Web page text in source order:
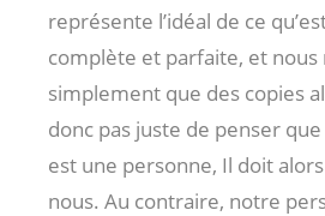
représente l’idéal de ce
complète et parfaite, et nous
simplement que des copies
donc pas juste de penser
est une personne, Il doit
nous. Au contraire, notre